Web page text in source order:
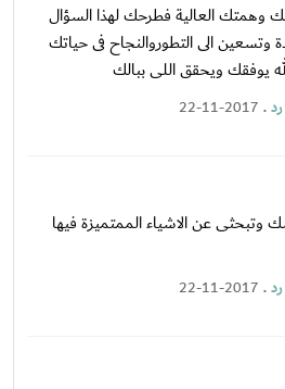
العالية فطرحك لهذا السؤال
وتسعين الى التطوروالنجاح فى حياتك
يوفقك ويحقق اللى ببالك
.
22-11-2017
وتبحثى عن الاشياء الممتميزة فيها
.
22-11-2017